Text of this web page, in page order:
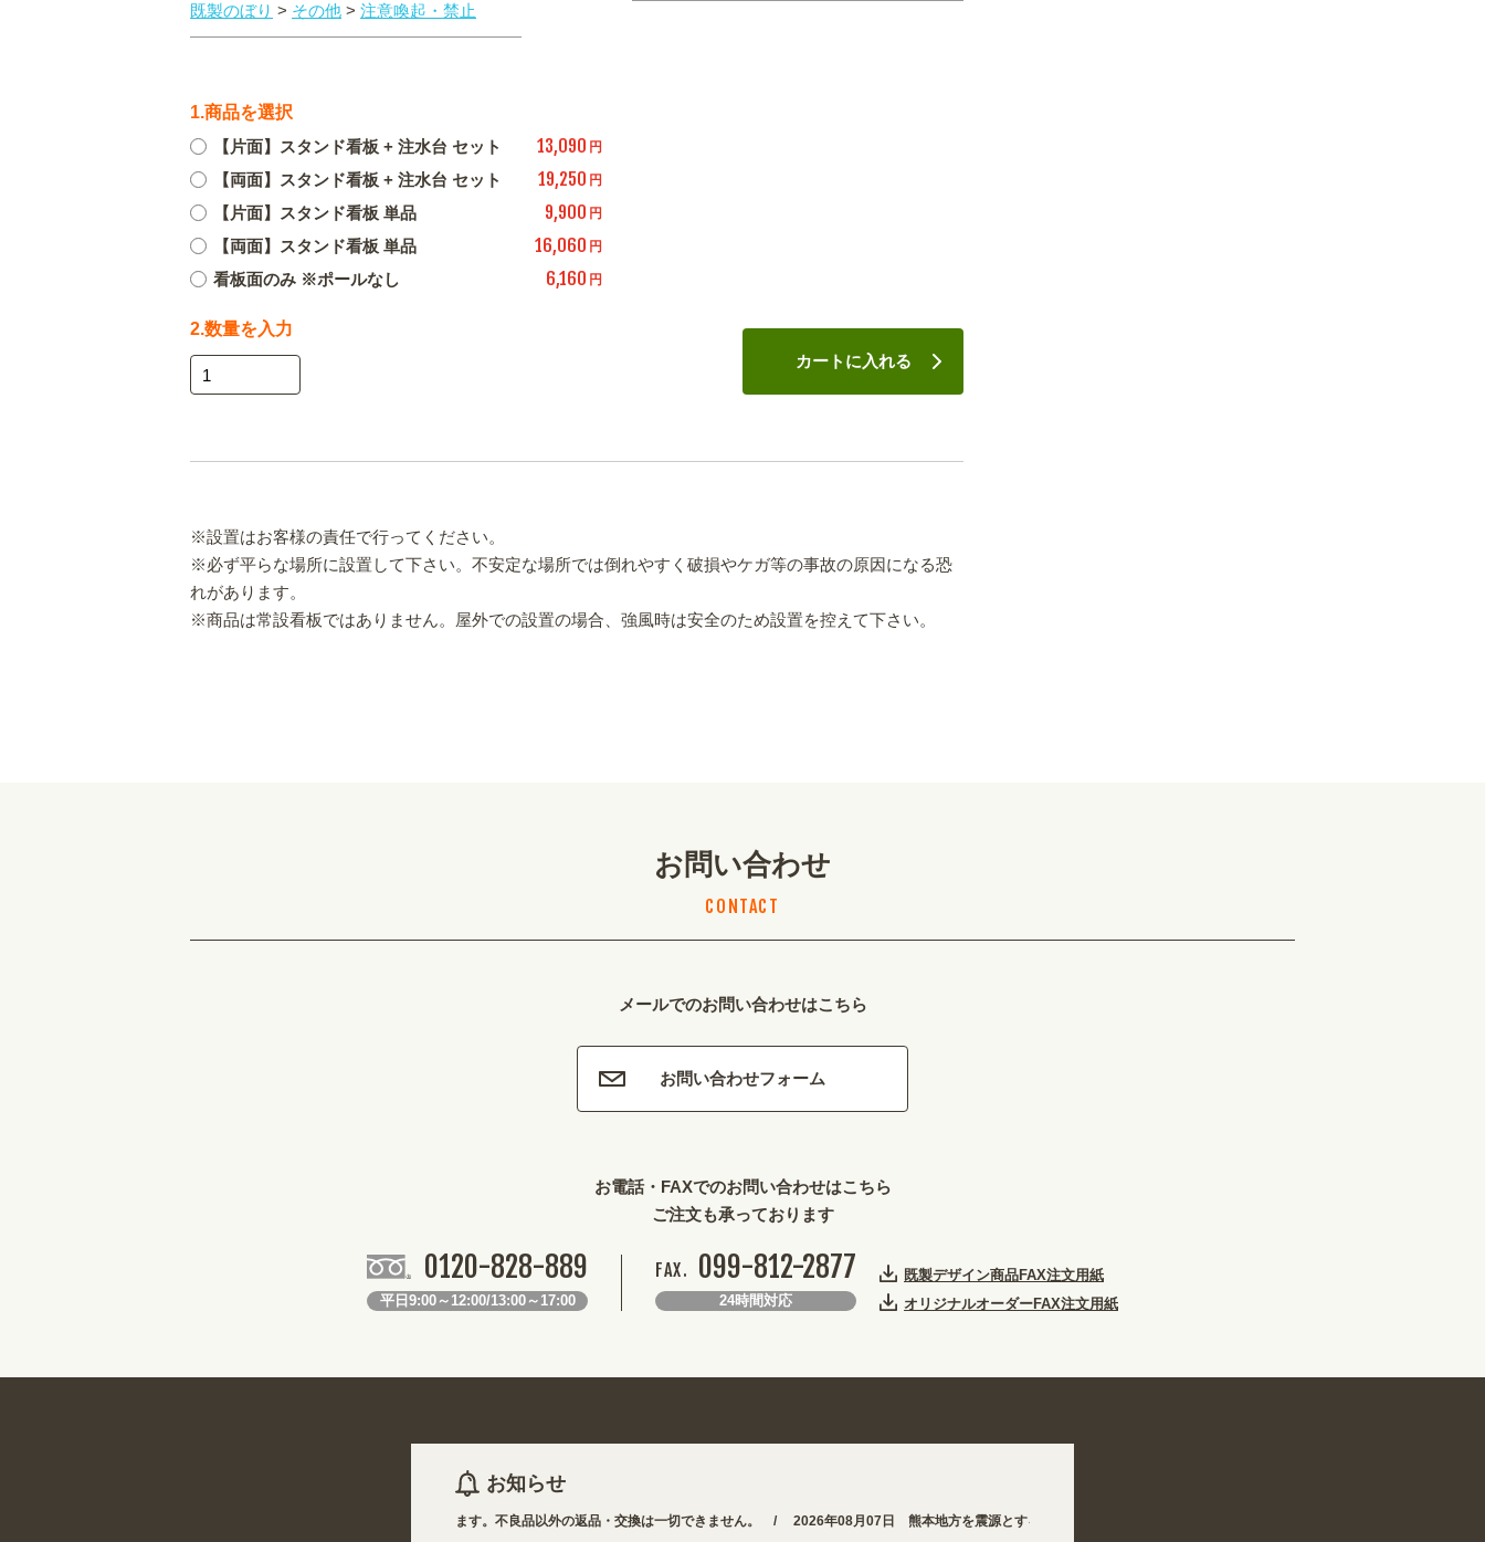
既製のぼり > その他 > 注意喚起・禁止
1.商品を選択
【片面】スタンド看板 + 注水台 セット
13,090 円
【両面】スタンド看板 + 注水台 セット 19,250 円
【片面】スタンド看板 単品 9,900 円
【両面】スタンド看板 単品 16,060 円
看板面のみ ※ポールなし 6,160 円
2.数量を入力
カートに入れる
※設置はお客様の責任で行ってください。
※必ず平らな場所に設置して下さい。不安定な場所では倒れやすく破損やケガ等の事故の原因になる恐
れがあります。
※商品は常設看板ではありません。屋外での設置の場合、強風時は安全のため設置を控えて下さい。
お問い合わせ
CONTACT
メールでのお問い合わせはこちら
お問い合わせフォーム
お電話・FAXでのお問い合わせはこちら
ご注文も承っております
0120-828-889
平日9:00～12:00/13:00～17:00
FAX. 099-812-2877
24時間対応
既製デザイン商品FAX注文用紙
オリジナルオーダーFAX注文用紙
お知らせ
08月07日 商品は一部(ポール・注水台など)を除き受注生産となります。不良品以外の返品・交換は一切できません。 /
2026年08月07日 熊本地方を震源とする地震の影響で、各地において道路状況の悪化や交通規制により配送に遅延が生じ